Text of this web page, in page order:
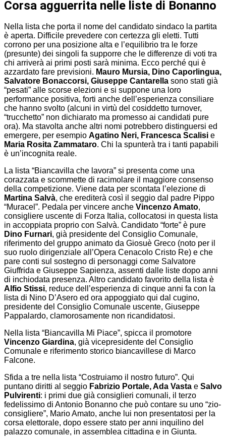
Corsa agguerrita nelle liste di Bonanno
Nella lista che porta il nome del candidato sindaco la partita
è aperta. Difficile prevedere con certezza gli eletti. Tutti
corrono per una posizione alta e l’equilibrio tra le forze
(presunte) dei singoli fa supporre che le differenze di voti tra
chi arriverà ai primi posti sarà minima. Ecco perché qui è
azzardato fare previsioni. Mauro Mursia, Dino Caporlingua,
Salvatore Bonaccorsi, Giuseppe Cantarella sono stati già
“pesati” alle scorse elezioni e si suppone una loro
performance positiva, forti anche dell’esperienza consiliare
che hanno svolto (alcuni in virtù del cosiddetto turnover,
“trucchetto” non dichiarato ma promesso ai candidati pure
ora). Ma stavolta anche altri nomi potrebbero distinguersi ed
emergere, per esempio Agatino Neri, Francesca Scalisi e
Maria Rosita Zammataro. Chi la spunterà tra i tanti papabili
è un’incognita reale.
La lista “Biancavilla che lavora” si presenta come una
corazzata e scommette di racimolare il maggiore consenso
della competizione. Viene data per scontata l’elezione di
Martina Salvà, che erediterà così il seggio dal padre Pippo
“Muracel”. Pedala per vincere anche Vincenzo Amato,
consigliere uscente di Forza Italia, collocatosi in questa lista
in accoppiata proprio con Salvà. Candidato “forte” è pure
Dino Furnari, già presidente del Consiglio Comunale,
riferimento del gruppo animato da Giosuè Greco (noto per il
suo ruolo dirigenziale all’Opera Cenacolo Cristo Re) e che
pare conti sul sostegno di personaggi come Salvatore
Giuffrida e Giuseppe Sapienza, assenti dalle liste dopo anni
di inchiodata presenza. Altro candidato favorito della lista è
Alfio Stissi, reduce dell’esperienza di cinque anni fa con la
lista di Nino D’Asero ed ora appoggiato qui dal cugino,
presidente del Consiglio Comunale uscente, Giuseppe
Pappalardo, clamorosamente non ricandidatosi.
Nella lista “Biancavilla Mi Piace”, spicca il promotore
Vincenzo Giardina, già vicepresidente del Consiglio
Comunale e riferimento storico biancavillese di Marco
Falcone.
Sfida a tre nella lista “Costruiamo il nostro futuro”. Qui
puntano diritti al seggio Fabrizio Portale, Ada Vasta e Salvo
Pulvirenti: i primi due già consiglieri comunali, il terzo
fedelissimo di Antonio Bonanno che può contare su uno “zio-
consigliere”, Mario Amato, anche lui non presentatosi per la
corsa elettorale, dopo essere stato per anni inquilino del
palazzo comunale, in assemblea cittadina e in Giunta.